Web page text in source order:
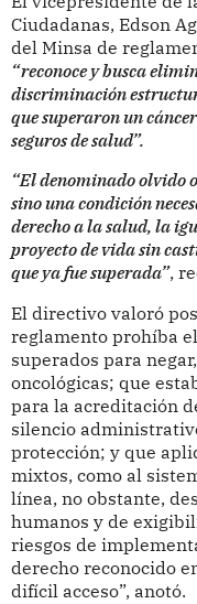
Ciudadanas, Edson
del Minsa de
“reconoce y busca
discriminación
que superaron un
seguros de salud”.
“El denominado olvido
sino una condición
derecho a la salud, la
proyecto de vida sin
que ya fue superada”,
El directivo valoró
reglamento prohíba
superados para
oncológicas; que
para la acreditación
silencio
protección; y que
mixtos, como al
línea, no obstante,
humanos y de
riesgos de
derecho reconocido
difícil acceso”, anotó.